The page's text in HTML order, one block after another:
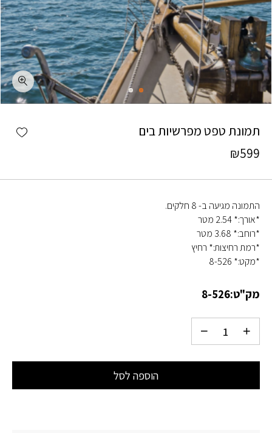
תמונת טפט מפרשיות בים
₪599
התמונה מגיעה ב- 8 חלקים.
*אורך:* 2.54 מטר
*רוחב:* 3.68 מטר
*רמת רחיצות:* רחיץ
*מקט:* 8-526
מק"ט:8-526
הוספה לסל